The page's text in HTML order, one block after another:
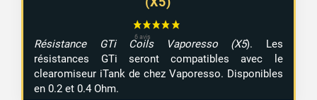
Résistance GTi Coils Vaporesso (X5). Les
résistances GTi seront compatibles avec le
clearomiseur iTank de chez Vaporesso. Disponibles
en 0.2 et 0.4 Ohm.